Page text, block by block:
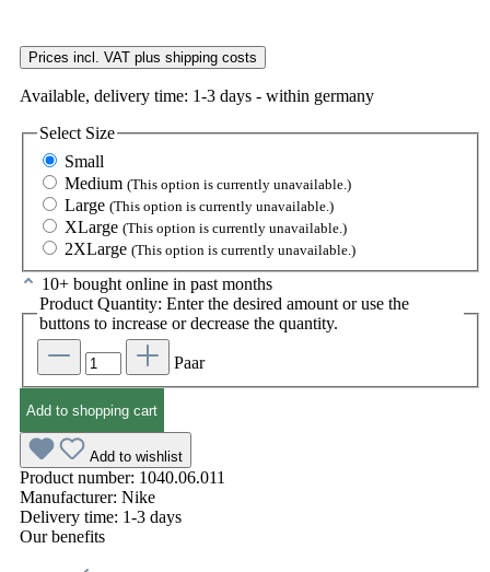
Prices incl. VAT plus shipping costs
Available, delivery time: 1-3 days - within germany
Select Size
Small
Medium (This option is currently unavailable.)
Large (This option is currently unavailable.)
XLarge (This option is currently unavailable.)
2XLarge (This option is currently unavailable.)
10+ bought online in past months
Product Quantity: Enter the desired amount or use the
buttons to increase or decrease the quantity.
Paar
Add to shopping cart
Add to wishlist
Product number: 1040.06.011
Manufacturer: Nike
Delivery time: 1-3 days
Our benefits